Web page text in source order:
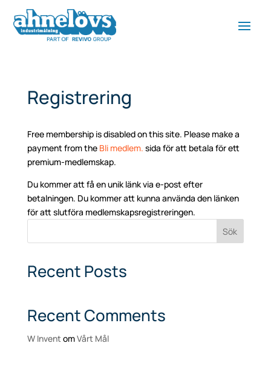
Registrering
Free membership is disabled on this site. Please make a
payment from the Bli medlem. sida för att betala för ett
premium-medlemskap.
Du kommer att få en unik länk via e-post efter
betalningen. Du kommer att kunna använda den länken
för att slutföra medlemskapsregistreringen.
Sök
Recent Posts
Recent Comments
W Invent omVårt Mål